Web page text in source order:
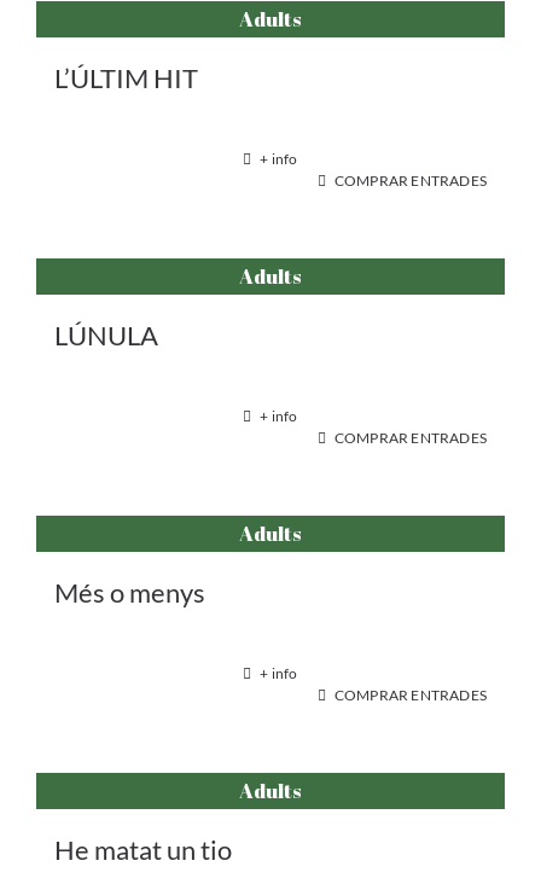
Adults
L’ÚLTIM HIT
+ info
COMPRAR ENTRADES
Adults
LÚNULA
+ info
COMPRAR ENTRADES
Adults
Més o menys
+ info
COMPRAR ENTRADES
Adults
He matat un tio